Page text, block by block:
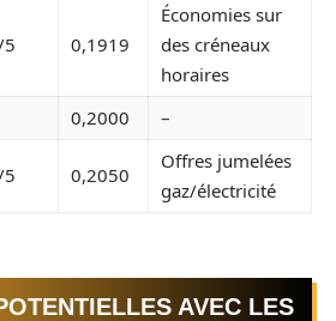
0,1919
Économies sur
des créneaux
horaires
0,2000 –
0,2050
Offres jumelées
gaz/électricité
AVEC LES